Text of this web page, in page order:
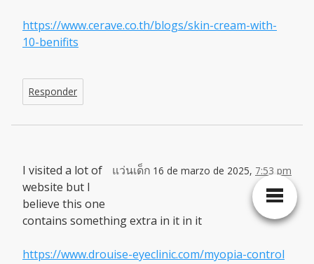
https://www.cerave.co.th/blogs/skin-cream-with-
10-benifits
Responder
แว่นเด็ก 16 de marzo de 2025, 7:53 pm
I visited a lot of
website but I
believe this one
contains something extra in it in it
https://www.drouise-eyeclinic.com/myopia-control